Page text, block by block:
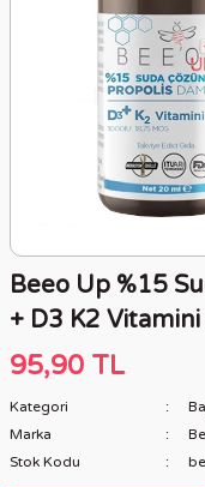
Beeo Up %15
+ D3 K2
95,90 TL
Kategori
Marka
Stok Kodu